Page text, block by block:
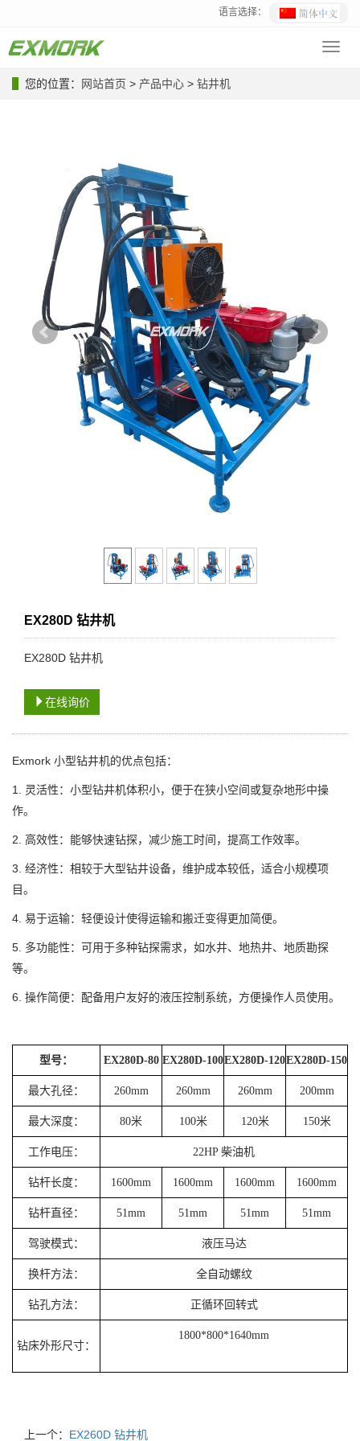
语言选择：
您的位置：
网站首页 > 产品中心 > 钻井机
EX280D 钻井机
EX280D 钻井机
在线询价
Exmork 小型钻井机的优点包括：
1. 灵活性：小型钻井机体积小，便于在狭小空间或复杂地形中操
作。
2. 高效性：能够快速钻探，减少施工时间，提高工作效率。
3. 经济性：相较于大型钻井设备，维护成本较低，适合小规模项
目。
4. 易于运输：轻便设计使得运输和搬迁变得更加简便。
5. 多功能性：可用于多种钻探需求，如水井、地热井、地质勘探
等。
6. 操作简便：配备用户友好的液压控制系统，方便操作人员使用。
型号： EX280D-80 EX280D-100EX280D-120EX280D-150
最大孔径： 260mm 260mm 260mm 200mm
最大深度： 80米 100米 120米 150米
工作电压： 22HP 柴油机
钻杆长度： 1600mm 1600mm 1600mm 1600mm
钻杆直径： 51mm 51mm 51mm 51mm
驾驶模式： 液压马达
换杆方法： 全自动螺纹
钻孔方法： 正循环回转式
钻床外形尺寸：
1800*800*1640mm
上一个： EX260D 钻井机